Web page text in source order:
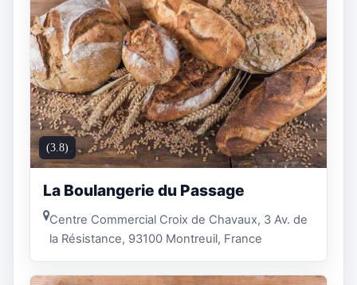
(3.8)
La Boulangerie du Passage
Centre Commercial Croix de Chavaux, 3 Av. de
la Résistance, 93100 Montreuil, France